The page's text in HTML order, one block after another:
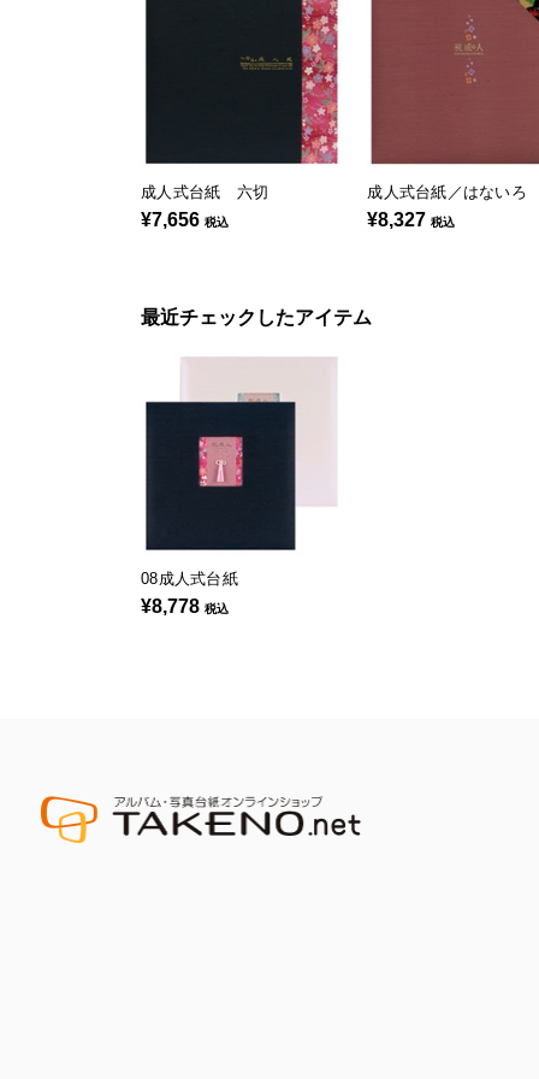
成人式台紙 六切
¥7,656 税込
成人式台紙／はないろ
¥8,327税込
最近チェックしたアイテム
08成人式台紙
¥8,778 税込